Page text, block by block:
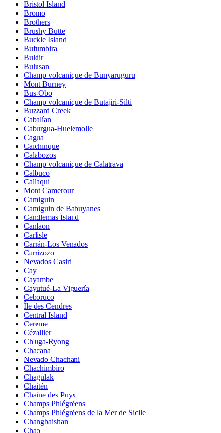
Bristol Island
Bromo
Brothers
Brushy Butte
Buckle Island
Bufumbira
Buldir
Bulusan
Champ volcanique de Bunyaruguru
Mont Burney
Bus-Obo
Champ volcanique de Butajiri-Silti
Buzzard Creek
Cabalían
Caburgua-Huelemolle
Cagua
Caichinque
Calabozos
Champ volcanique de Calatrava
Calbuco
Callaqui
Mont Cameroun
Camiguin
Camiguin de Babuyanes
Candlemas Island
Canlaon
Carlisle
Carrán-Los Venados
Carrizozo
Nevados Casiri
Cay
Cayambe
Cayutué-La Viguería
Ceboruco
Île des Cendres
Central Island
Cereme
Cézallier
Ch'uga-Ryong
Chacana
Nevado Chachani
Chachimbiro
Chagulak
Chaitén
Chaîne des Puys
Champs Phlégréens
Champs Phlégréens de la Mer de Sicile
Changbaishan
Chao